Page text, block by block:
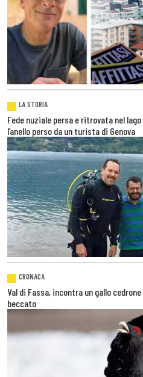
LA STORIA
Fede nuziale persa e ritrovata nel
l’anello perso da un turista di Genova
CRONACA
Val di Fassa, incontra un gallo
beccato